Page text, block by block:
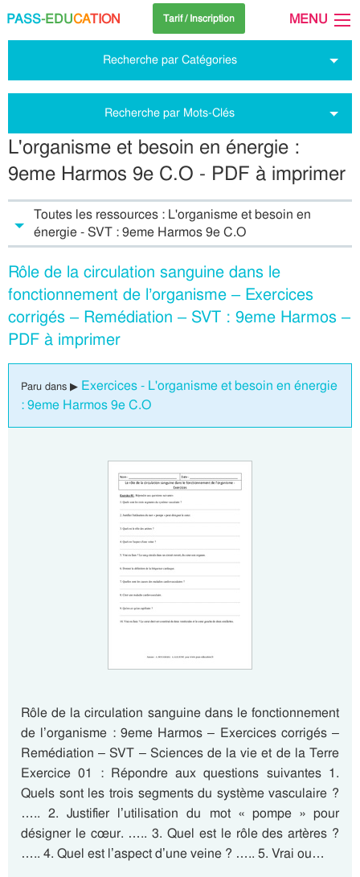
PASS-EDUCATION Tarif / Inscription MENU
Recherche par Catégories
Recherche par Mots-Clés
L'organisme et besoin en énergie :
9eme Harmos 9e C.O - PDF à imprimer
Toutes les ressources : L'organisme et besoin en
énergie - SVT : 9eme Harmos 9e C.O
Rôle de la circulation sanguine dans le
fonctionnement de l’organisme – Exercices
corrigés – Remédiation – SVT : 9eme Harmos –
PDF à imprimer
Paru dans ▶ Exercices - L'organisme et besoin en énergie
: 9eme Harmos 9e C.O
Rôle de la circulation sanguine dans le fonctionnement
de l’organisme : 9eme Harmos – Exercices corrigés –
Remédiation – SVT – Sciences de la vie et de la Terre
Exercice 01 : Répondre aux questions suivantes 1.
Quels sont les trois segments du système vasculaire ?
….. 2. Justifier l’utilisation du mot « pompe » pour
désigner le cœur. ….. 3. Quel est le rôle des artères ?
….. 4. Quel est l’aspect d’une veine ? ….. 5. Vrai ou…